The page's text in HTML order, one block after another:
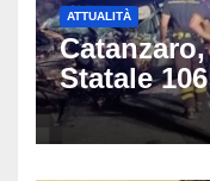
ATTUALITÀ
Statale
coinvolti
una moto